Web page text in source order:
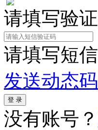
请填写验
请填写短
发送动态码
没有账号？